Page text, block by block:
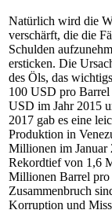
Natürlich wird die
verschärft, die die
Schulden
ersticken. Die
des Öls, das
100 USD pro Barrel
USD im Jahr 2015
2017 gab es eine
Produktion in
Millionen im Januar
Rekordtief von 1,6
Millionen Barrel pro
Zusammenbruch
Korruption und